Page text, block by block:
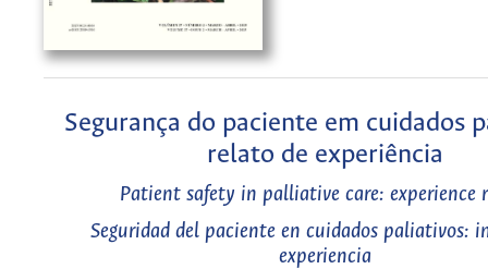
Segurança do paciente em cuidados
relato de experiência
Patient safety in palliative care: experience
Seguridad del paciente en cuidados paliativos:
experiencia